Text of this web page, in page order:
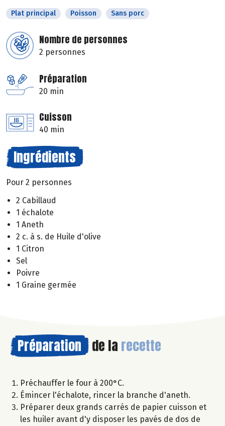
Plat principal Poisson Sans porc
Nombre de personnes
2 personnes
Préparation
20 min
Cuisson
40 min
Ingrédients
Pour 2 personnes
2 Cabillaud
1 échalote
1 Aneth
2 c. à s. de Huile d'olive
1 Citron
Sel
Poivre
1 Graine germée
Préparation de la recette
Préchauffer le four à 200°C.
Émincer l'échalote, rincer la branche d'aneth.
Préparer deux grands carrés de papier cuisson et
les huiler avant d'y disposer les pavés de dos de